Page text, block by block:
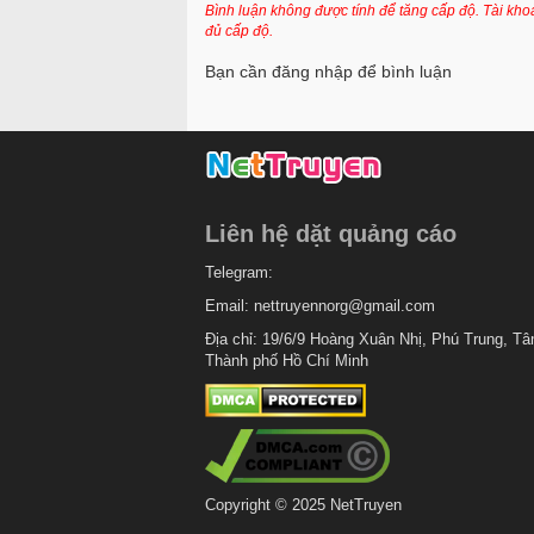
Chapter 30
Chapter 26
Chapter 24
Chapter 23
Chapter 21
Chapter 20
Chapter 19
Chapter 18
Chapter 17
Bình luận không được tính để tăng cấp độ. Tài
đủ cấp độ.
Bạn cần đăng nhập để bình luận
Liên hệ dặt quảng cáo
Telegram:
Email: nettruyennorg@gmail.com
Địa chỉ: 19/6/9 Hoàng Xuân Nhị, Phú Trung,
Thành phố Hồ Chí Minh
Copyright © 2025 NetTruyen